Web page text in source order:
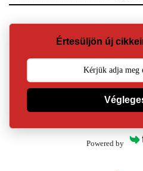
Értesüljön új
Powered by